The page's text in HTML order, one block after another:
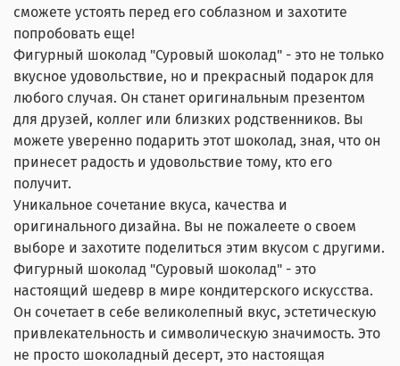
сможете устоять перед его соблазном и захотите
попробовать еще!
Фигурный шоколад "Суровый шоколад" - это не только
вкусное удовольствие, но и прекрасный подарок для
любого случая. Он станет оригинальным презентом
для друзей, коллег или близких родственников. Вы
можете уверенно подарить этот шоколад, зная, что он
принесет радость и удовольствие тому, кто его
получит.
Уникальное сочетание вкуса, качества и
оригинального дизайна. Вы не пожалеете о своем
выборе и захотите поделиться этим вкусом с другими.
Фигурный шоколад "Суровый шоколад" - это
настоящий шедевр в мире кондитерского искусства.
Он сочетает в себе великолепный вкус, эстетическую
привлекательность и символическую значимость. Это
не просто шоколадный десерт, это настоящая